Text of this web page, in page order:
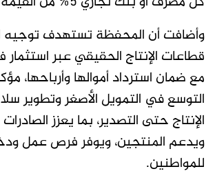
وأضافت أن المحفظة تستهدف توجيه
قطاعات الإنتاج الحقيقي عبر
مع ضمان استرداد أموالها وأرباحها،
التوسع في التمويل الأصغر وتطوير
الإنتاج حتى التصدير، بما يعزز
ويدعم المنتجين، ويوفر فرص عمل
للمواطنين.